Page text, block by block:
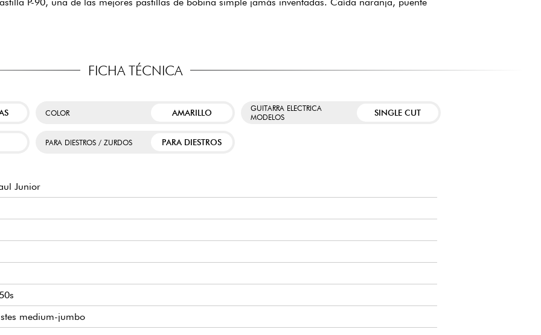
P-90, una de las mejores pastillas de bobina simple jamás inventadas. Caída naranja, puente
FICHA TÉCNICA
COLOR AMARILLO
GUITARRA ELECTRICA
MODELOS
SINGLE CUT
PARA DIESTROS / ZURDOS PARA DIESTROS
Junior
medium-jumbo